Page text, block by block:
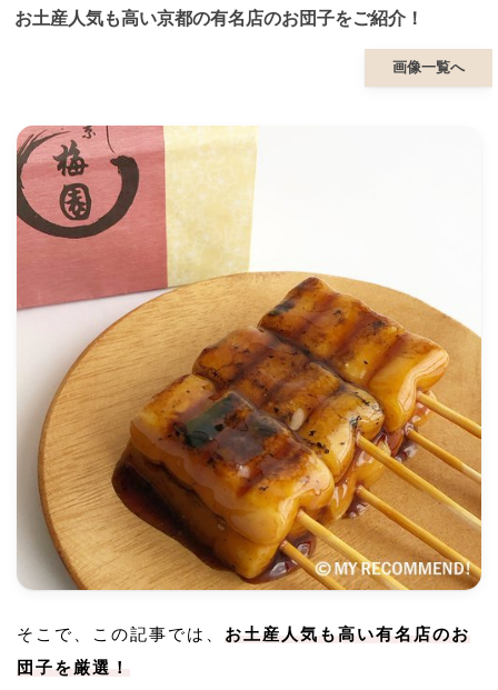
お土産人気も高い京都の有名店のお団子をご紹介！
画像一覧へ
そこで、この記事では、 お土産人気も高い有名店のお
団子を厳選！